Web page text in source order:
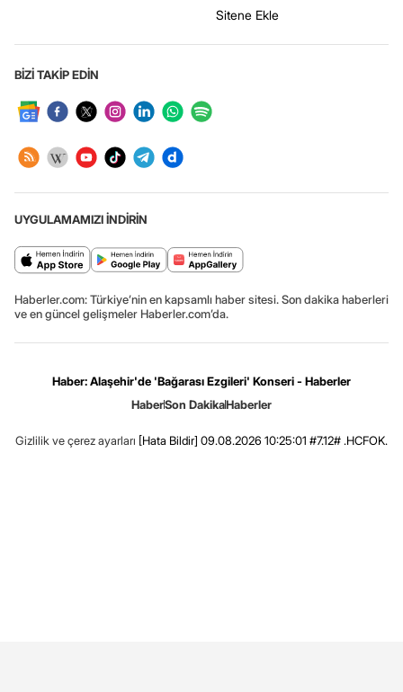
Sitene Ekle
BİZİ TAKİP EDİN
UYGULAMAMIZI İNDİRİN
Haberler.com: Türkiye’nin en kapsamlı haber sitesi. Son dakika haberleri
ve en güncel gelişmeler Haberler.com’da.
Haber: Alaşehir'de 'Bağarası Ezgileri' Konseri - Haberler
HaberSon DakikaHaberler
Gizlilik ve çerez ayarları [Hata Bildir] 09.08.2026 10:25:01 #7.12# .HCFOK.